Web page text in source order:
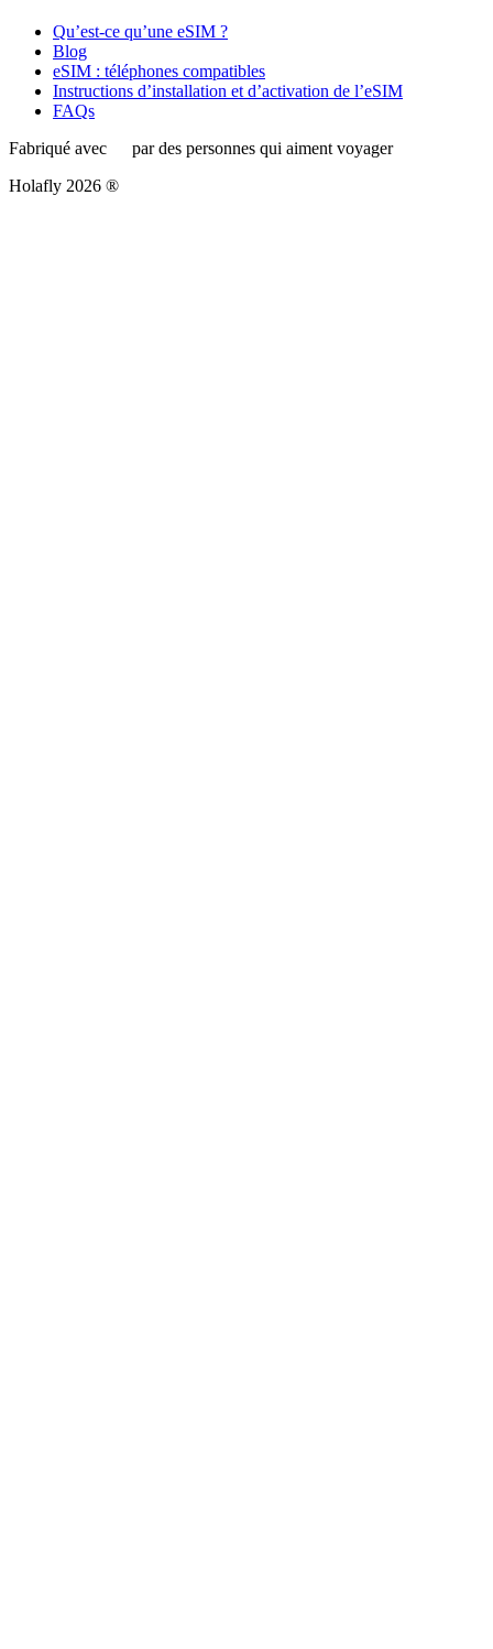
Qu’est-ce qu’une eSIM ?
Blog
eSIM : téléphones compatibles
Instructions d’installation et d’activation de l’eSIM
FAQs
Fabriqué avec
par des personnes qui aiment voyager
Holafly 2026 ®